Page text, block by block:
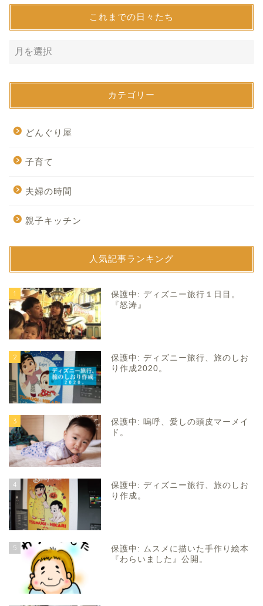
これまでの日々たち
カテゴリー
どんぐり屋
子育て
夫婦の時間
親子キッチン
人気記事ランキング
1
保護中: ディズニー旅行１日目。
『怒涛』
2
保護中: ディズニー旅行、旅のしお
り作成2020。
3
保護中: 嗚呼、愛しの頭皮マーメイ
ド。
4
保護中: ディズニー旅行、旅のしお
り作成。
5
保護中: ムスメに描いた手作り絵本
『わらいました』公開。